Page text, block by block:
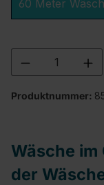
60 Meter
Produkt
Produktnummer:
Wäsche
der